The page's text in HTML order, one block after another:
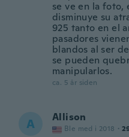
se ve en la foto,
disminuye su
925 tanto en el
pasadores
blandos al ser
se pueden
manipularlos.
ca. 5 år siden
A Allison
Ble med i 2018 ·